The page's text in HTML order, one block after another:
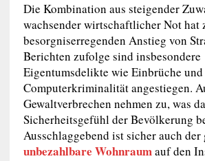
Die Kombination aus steigender
wachsender wirtschaftlicher Not hat
besorgniserregenden Anstieg von
Berichten zufolge sind insbesondere
Eigentumsdelikte wie Einbrüche
Computerkriminalität angestiegen.
Gewaltverbrechen nehmen zu, was
Sicherheitsgefühl der Bevölkerung
Ausschlaggebend ist sicher auch
unbezahlbare Wohnraumauf den